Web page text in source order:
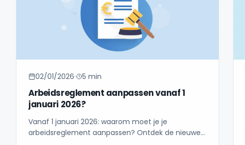
02/01/2026 5 min
Arbeidsreglement aanpassen vanaf 1
januari 2026?
Vanaf 1 januari 2026: waarom moet je je
arbeidsreglement aanpassen? Ontdek de nieuwe